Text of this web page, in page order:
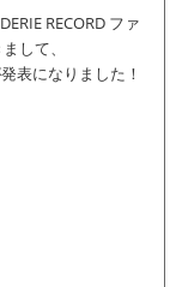
RECORD ファ
して、
表になりました！